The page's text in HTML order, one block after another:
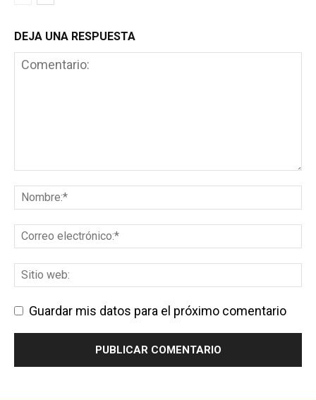
DEJA UNA RESPUESTA
Guardar mis datos para el próximo comentario